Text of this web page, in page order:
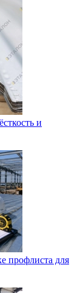
и
профлиста для